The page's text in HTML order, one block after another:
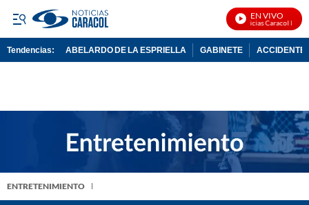
EN VIVO
Noticias Caracol En
Tendencias: ABELARDO DE LA ESPRIELLA GABINETE ACCIDENTE
ENTRETENIMIENTO